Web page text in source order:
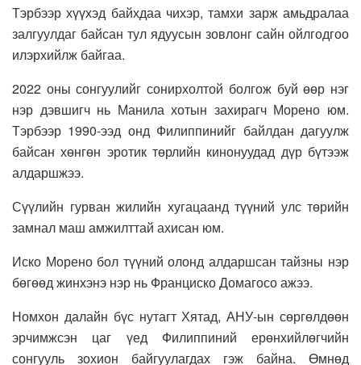
Тэрбээр хүүхэд байхдаа чихэр, тамхи зарж амьдралаа
залгуулдаг байсан тул ядуусын зовлонг сайн ойлгодгоо
илэрхийлж байгаа.
2022 оны сонгуулийг сонирхолтой болгож буй өөр нэг
нэр дэвшигч нь Манила хотын захирагч Морено юм.
Тэрбээр 1990-ээд онд Филиппинийг байлдан дагуулж
байсан хөнгөн эротик төрлийн кинонуудад дүр бүтээж
алдаршжээ.
Сүүлийн гурван жилийн хугацаанд түүний улс төрийн
замнал маш амжилттай ахисан юм.
Иско Морено бол түүний олонд алдаршсан тайзны нэр
бөгөөд жинхэнэ нэр нь Франциско Домагосо ажээ.
Номхон далайн бүс нутагт Хятад, АНУ-ын сөргөлдөөн
эрчимжсэн цаг үед Филиппиний ерөнхийлөгчийн
сонгууль зохион байгуулагдах гэж байна. Өмнөд